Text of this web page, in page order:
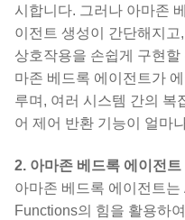
시합니다. 그러나 아마존
이전트 생성이 간단해지
상호작용을 손쉽게 구현
마존 베드록 에이전트가
루며, 여러 시스템 간의 복
어 제어 반환 기능이 얼마
2. 아마존 베드록 에이전트
아마존 베드록 에이전트
Functions의 힘을 활용하